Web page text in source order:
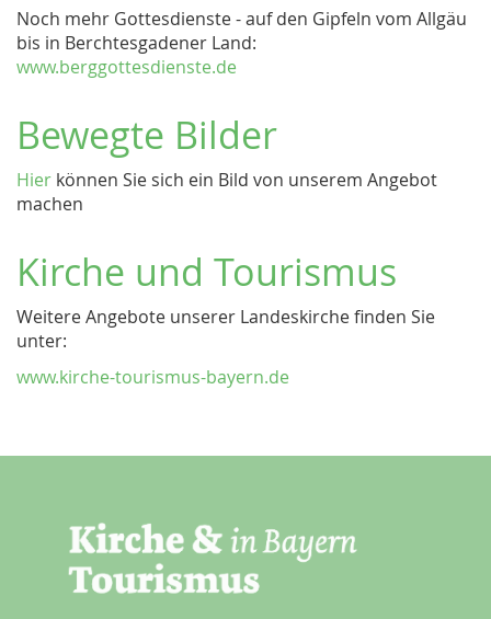
Noch mehr Gottesdienste - auf den Gipfeln vom Allgäu
bis in Berchtesgadener Land:
www.berggottesdienste.de
Bewegte Bilder
Hier können Sie sich ein Bild von unserem Angebot
machen
Kirche und Tourismus
Weitere Angebote unserer Landeskirche finden Sie
unter:
www.kirche-tourismus-bayern.de